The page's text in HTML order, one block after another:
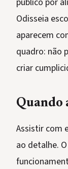
Odisseia
aparecem
quadro: não
criar
Quando
Assistir com
ao detalhe.